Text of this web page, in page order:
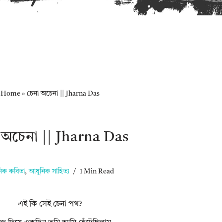
Home» চেনা অচেনা || Jharna Das
অচেনা || Jharna Das
কবিতা,আধুনিক সাহিত্য 1 Min Read
এই কি সেই চেনা পথ?